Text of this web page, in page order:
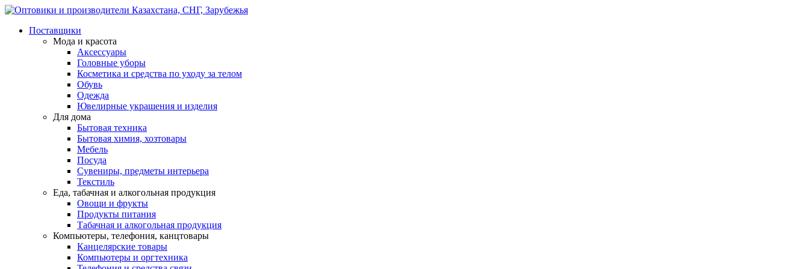
Поставщики
Мода и красота
Аксессуары
Головные уборы
Косметика и средства по уходу за телом
Обувь
Одежда
Ювелирные украшения и изделия
Для дома
Бытовая техника
Бытовая химия, хозтовары
Мебель
Посуда
Сувениры, предметы интерьера
Текстиль
Еда, табачная и алкогольная продукция
Овощи и фрукты
Продукты питания
Табачная и алкогольная продукция
Компьютеры, телефония, канцтовары
Канцелярские товары
Компьютеры и оргтехника